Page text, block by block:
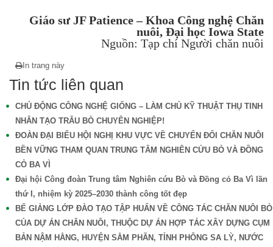
Giáo sư JF Patience – Khoa Công nghệ Chăn
nuôi, Đại học Iowa State
Nguồn: Tạp chí Người chăn nuôi
In trang này
Tin tức liên quan
CHỦ ĐỘNG CÔNG NGHỆ GIỐNG – LÀM CHỦ KỸ THUẬT THỤ TINH
NHÂN TẠO TRÂU BÒ CHUYÊN NGHIỆP!
ĐOÀN ĐẠI BIỂU HỘI NGHỊ KHU VỰC VỀ CHUYỂN ĐỔI CHĂN NUÔI
BỀN VỮNG THAM QUAN TRUNG TÂM NGHIÊN CỨU BÒ VÀ ĐỒNG
CỎ BA VÌ
Đại hội Công đoàn Trung tâm Nghiên cứu Bò và Đồng cỏ Ba Vì lần
thứ I, nhiệm kỳ 2025–2030 thành công tốt đẹp
BẾ GIẢNG LỚP ĐÀO TẠO TẬP HUẤN VỀ CÔNG TÁC CHĂN NUÔI BÒ
CỦA DỰ ÁN CHĂN NUÔI, THUỘC DỰ ÁN HỢP TÁC XÂY DỰNG CỤM
BẢN NẬM HẰNG, HUYỆN SẲM PHĂN, TỈNH PHÔNG SA LỲ, NƯỚC